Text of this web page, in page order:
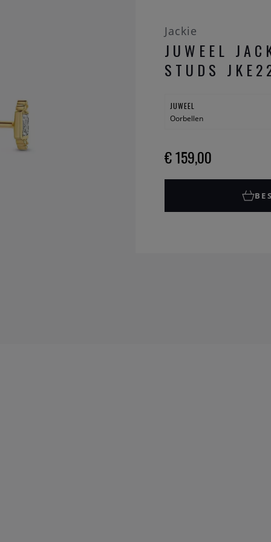
Jackie
JUWEEL
STUDS
JUWEEL
Oorbellen
€ 159,00